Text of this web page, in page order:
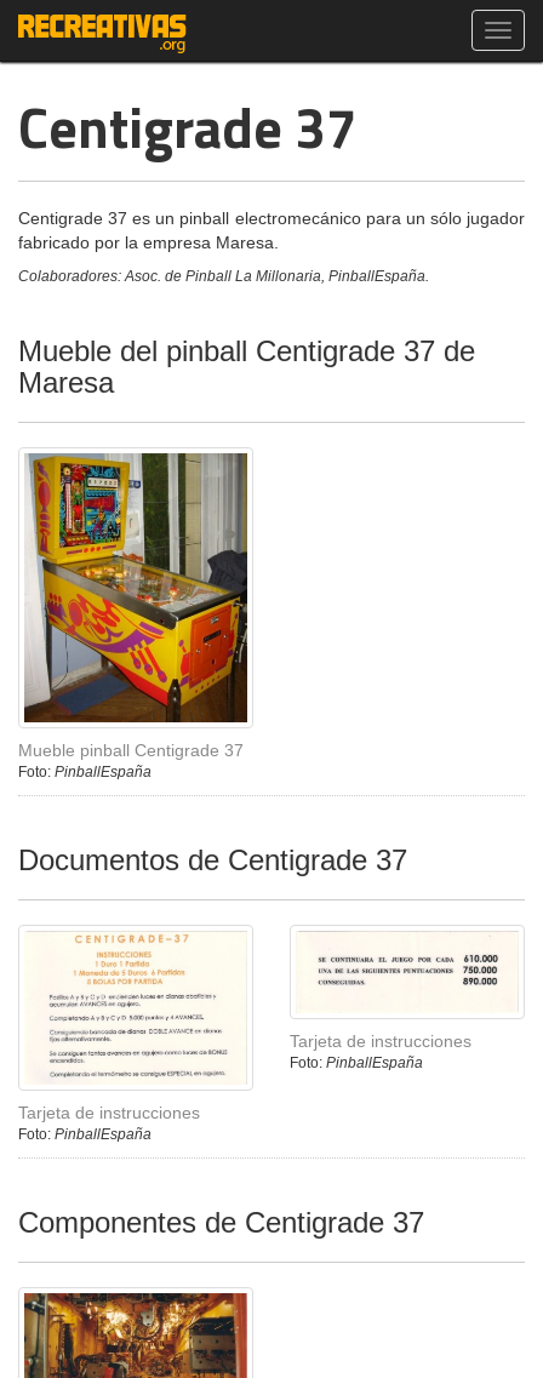
Centigrade 37
Centigrade 37 es un pinball electromecánico para un sólo jugador
fabricado por la empresa Maresa.
Colaboradores: Asoc. de Pinball La Millonaria, PinballEspaña.
Mueble del pinball Centigrade 37 de
Maresa
Mueble pinball Centigrade 37
Foto: PinballEspaña
Documentos de Centigrade 37
Tarjeta de instrucciones
Foto: PinballEspaña
Tarjeta de instrucciones
Foto: PinballEspaña
Componentes de Centigrade 37